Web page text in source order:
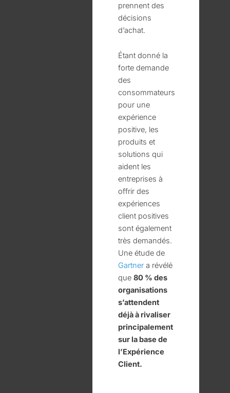
prennent des
décisions
d’achat.
Étant donné la
forte demande
des
consommateurs
pour une
expérience
positive, les
produits et
solutions qui
aident les
entreprises à
offrir des
expériences
client positives
sont également
très demandés.
Une étude de
Gartner a révélé
que 80 % des
organisations
s’attendent
déjà à rivaliser
principalement
sur la base de
l’Expérience
Client.